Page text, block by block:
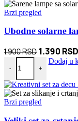
Brzi pregled
Ubodne solarne
1.900RSDOriginalna
cena
je
bila:
1.900
1.390 RSD
-
Ubodne solarne lampe
+
Dodaj u
Brzi pregled